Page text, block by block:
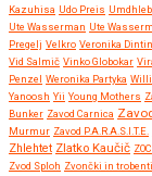
Kazuhisa Udo Preis
Ute Wasserman Ute
Pregelj Velkro Veronika
Vid Salmič Vinko Globokar
Penzel Weronika Partyka
Yanoosh Yii Young Mothers
Bunker Zavod Carnica
Murmur Zavod P.A.R.A.S.I.T.E.
Zhlehtet Zlatko Kaučič ZOC
Zvod Sploh Zvončki in